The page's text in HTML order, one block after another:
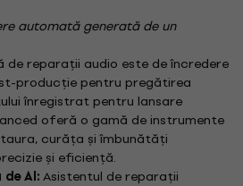
automată generată de un
reparații audio este de încredere
producție pentru pregătirea
înregistrat pentru lansare
oferă o gamă de instrumente
curăța și îmbunătăți
și eficiență.
AI:Asistentul de reparații